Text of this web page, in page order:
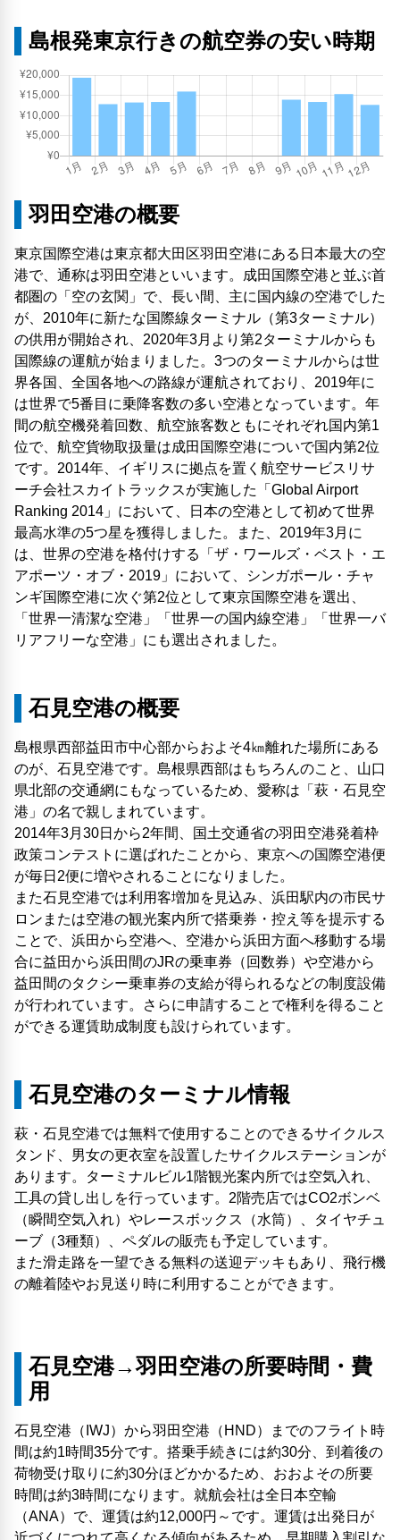
島根発東京行きの航空券の安い時期
羽田空港の概要
東京国際空港は東京都大田区羽田空港にある日本最大の空
港で、通称は羽田空港といいます。成田国際空港と並ぶ首
都圏の「空の玄関」で、長い間、主に国内線の空港でした
が、2010年に新たな国際線ターミナル（第3ターミナル）
の供用が開始され、2020年3月より第2ターミナルからも
国際線の運航が始まりました。3つのターミナルからは世
界各国、全国各地への路線が運航されており、2019年に
は世界で5番目に乗降客数の多い空港となっています。年
間の航空機発着回数、航空旅客数ともにそれぞれ国内第1
位で、航空貨物取扱量は成田国際空港についで国内第2位
です。2014年、イギリスに拠点を置く航空サービスリサ
ーチ会社スカイトラックスが実施した「Global Airport
Ranking 2014」において、日本の空港として初めて世界
最高水準の5つ星を獲得しました。また、2019年3月に
は、世界の空港を格付けする「ザ・ワールズ・ベスト・エ
アポーツ・オブ・2019」において、シンガポール・チャ
ンギ国際空港に次ぐ第2位として東京国際空港を選出、
「世界一清潔な空港」「世界一の国内線空港」「世界一バ
リアフリーな空港」にも選出されました。
石見空港の概要
島根県西部益田市中心部からおよそ4㎞離れた場所にある
のが、石見空港です。島根県西部はもちろんのこと、山口
県北部の交通網にもなっているため、愛称は「萩・石見空
港」の名で親しまれています。
2014年3月30日から2年間、国土交通省の羽田空港発着枠
政策コンテストに選ばれたことから、東京への国際空港便
が毎日2便に増やされることになりました。
また石見空港では利用客増加を見込み、浜田駅内の市民サ
ロンまたは空港の観光案内所で搭乗券・控え等を提示する
ことで、浜田から空港へ、空港から浜田方面へ移動する場
合に益田から浜田間のJRの乗車券（回数券）や空港から
益田間のタクシー乗車券の支給が得られるなどの制度設備
が行われています。さらに申請することで権利を得ること
ができる運賃助成制度も設けられています。
石見空港のターミナル情報
萩・石見空港では無料で使用することのできるサイクルス
タンド、男女の更衣室を設置したサイクルステーションが
あります。ターミナルビル1階観光案内所では空気入れ、
工具の貸し出しを行っています。2階売店ではCO2ボンベ
（瞬間空気入れ）やレースボックス（水筒）、タイヤチュ
ーブ（3種類）、ペダルの販売も予定しています。
また滑走路を一望できる無料の送迎デッキもあり、飛行機
の離着陸やお見送り時に利用することができます。
石見空港→羽田空港の所要時間・費
用
石見空港（IWJ）から羽田空港（HND）までのフライト時
間は約1時間35分です。搭乗手続きには約30分、到着後の
荷物受け取りに約30分ほどかかるため、おおよその所要
時間は約3時間になります。就航会社は全日本空輸
（ANA）で、運賃は約12,000円～です。運賃は出発日が